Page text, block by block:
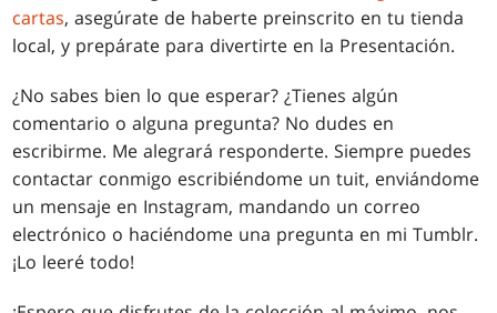
cartas, asegúrate de haberte preinscrito en tu tienda
local, y prepárate para divertirte en la Presentación.
¿No sabes bien lo que esperar? ¿Tienes algún
comentario o alguna pregunta? No dudes en
escribirme. Me alegrará responderte. Siempre puedes
contactar conmigo escribiéndome un tuit, enviándome
un mensaje en Instagram, mandando un correo
electrónico o haciéndome una pregunta en mi Tumblr.
¡Lo leeré todo!